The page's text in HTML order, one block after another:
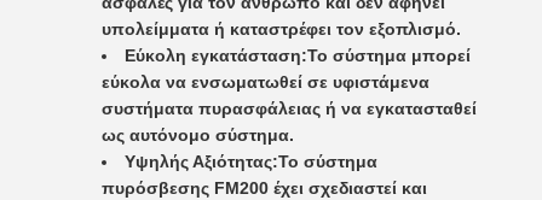
υπολείμματα ή καταστρέφει τον εξοπλισμό.
Εύκολη εγκατάσταση:Το σύστημα μπορεί
εύκολα να ενσωματωθεί σε υφιστάμενα
συστήματα πυρασφάλειας ή να εγκατασταθεί
ως αυτόνομο σύστημα.
Υψηλής Αξιότητας:Το σύστημα
πυρόσβεσης FM200 έχει σχεδιαστεί και